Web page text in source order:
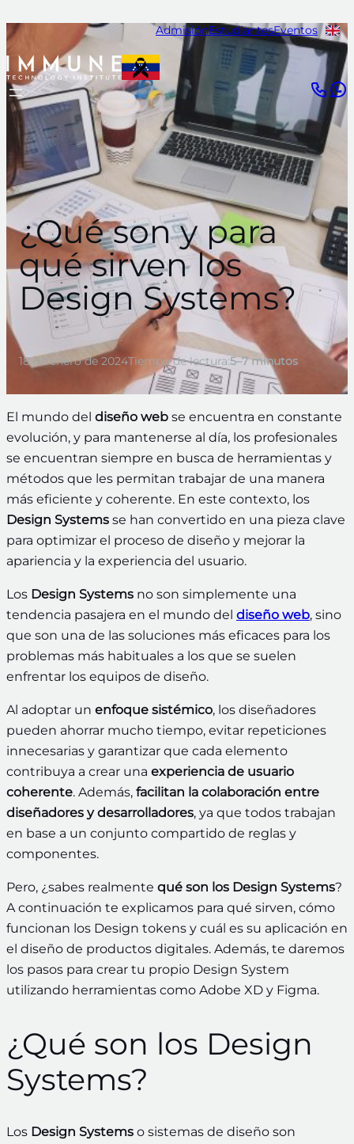
al
contenido
AdmisiónEstudiantesEventos
¿Qué son y para
qué sirven los
Design Systems?
18 de enero de 2024Tiempo de lectura:5–7 minutos
El mundo del diseño web se encuentra en constante
evolución, y para mantenerse al día, los profesionales
se encuentran siempre en busca de herramientas y
métodos que les permitan trabajar de una manera
más eficiente y coherente. En este contexto, los
Design Systems se han convertido en una pieza clave
para optimizar el proceso de diseño y mejorar la
apariencia y la experiencia del usuario.
Los Design Systems no son simplemente una
tendencia pasajera en el mundo del diseño web, sino
que son una de las soluciones más eficaces para los
problemas más habituales a los que se suelen
enfrentar los equipos de diseño.
Al adoptar un enfoque sistémico, los diseñadores
pueden ahorrar mucho tiempo, evitar repeticiones
innecesarias y garantizar que cada elemento
contribuya a crear una experiencia de usuario
coherente. Además, facilitan la colaboración entre
diseñadores y desarrolladores, ya que todos trabajan
en base a un conjunto compartido de reglas y
componentes.
Pero, ¿sabes realmente qué son los Design Systems?
A continuación te explicamos para qué sirven, cómo
funcionan los Design tokens y cuál es su aplicación en
el diseño de productos digitales. Además, te daremos
los pasos para crear tu propio Design System
utilizando herramientas como Adobe XD y Figma.
¿Qué son los Design
Systems?
Los Design Systems o sistemas de diseño son